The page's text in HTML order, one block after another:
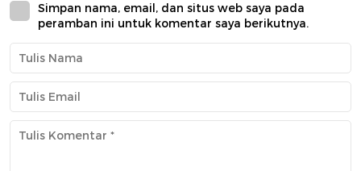
Simpan nama, email, dan situs web saya pada
peramban ini untuk komentar saya berikutnya.